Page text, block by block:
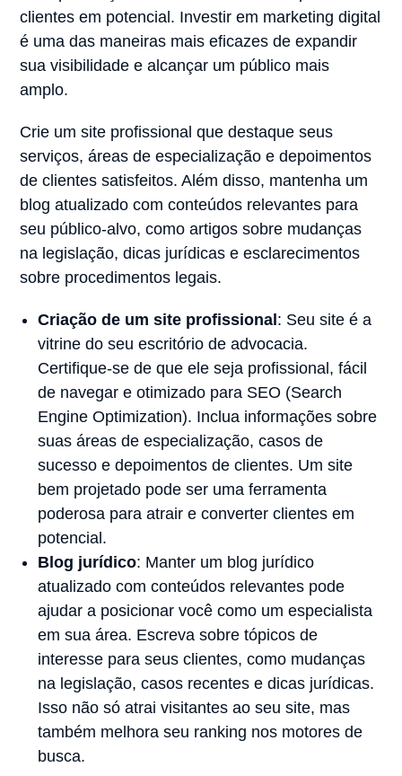
clientes em potencial. Investir em marketing digital
é uma das maneiras mais eficazes de expandir
sua visibilidade e alcançar um público mais
amplo.
Crie um site profissional que destaque seus
serviços, áreas de especialização e depoimentos
de clientes satisfeitos. Além disso, mantenha um
blog atualizado com conteúdos relevantes para
seu público-alvo, como artigos sobre mudanças
na legislação, dicas jurídicas e esclarecimentos
sobre procedimentos legais.
Criação de um site profissional : Seu site é a
vitrine do seu escritório de advocacia.
Certifique-se de que ele seja profissional, fácil
de navegar e otimizado para SEO (Search
Engine Optimization). Inclua informações sobre
suas áreas de especialização, casos de
sucesso e depoimentos de clientes. Um site
bem projetado pode ser uma ferramenta
poderosa para atrair e converter clientes em
potencial.
Blog jurídico: Manter um blog jurídico
atualizado com conteúdos relevantes pode
ajudar a posicionar você como um especialista
em sua área. Escreva sobre tópicos de
interesse para seus clientes, como mudanças
na legislação, casos recentes e dicas jurídicas.
Isso não só atrai visitantes ao seu site, mas
também melhora seu ranking nos motores de
busca.